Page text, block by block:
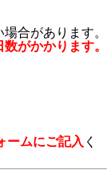
合があります。
がかかります。
ームにご記入 く